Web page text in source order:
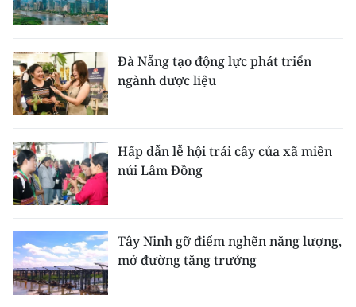
Đà Nẵng tạo động lực phát triển
ngành dược liệu
Hấp dẫn lễ hội trái cây của xã miền
núi Lâm Đồng
Tây Ninh gỡ điểm nghẽn năng lượng,
mở đường tăng trưởng